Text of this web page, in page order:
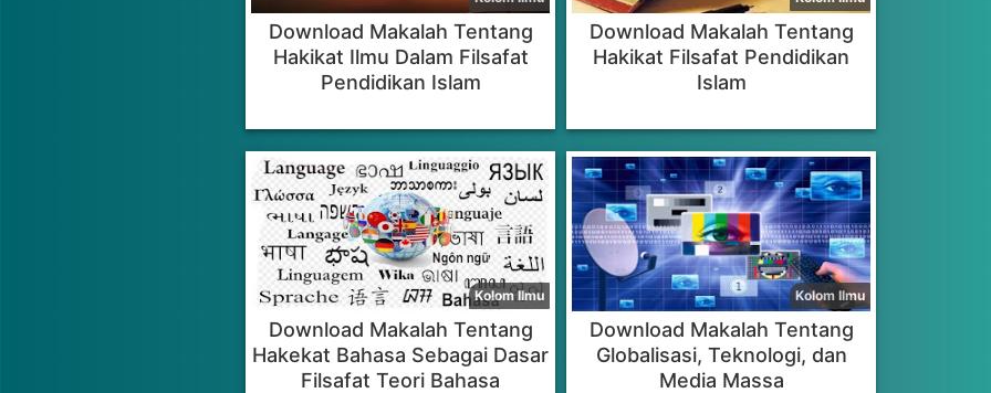
Download Makalah Tentang
Hakikat Ilmu Dalam Filsafat
Pendidikan Islam
Download Makalah Tentang
Hakikat Filsafat Pendidikan
Islam
Download Makalah Tentang
Hakekat Bahasa Sebagai Dasar
Filsafat Teori Bahasa
Download Makalah Tentang
Globalisasi, Teknologi, dan
Media Massa